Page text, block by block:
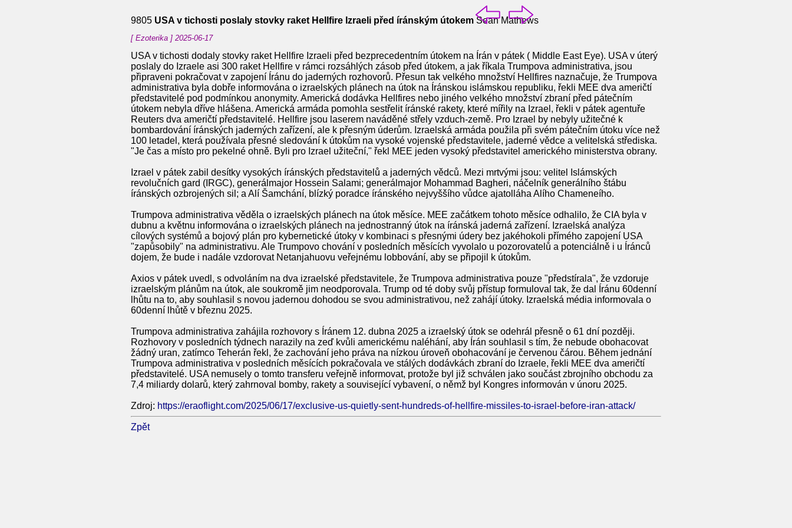
9805 USA v tichosti poslaly stovky raket Hellfire Izraeli před íránským útokem Sean Mathews
[ Ezoterika ] 2025-06-17
USA v tichosti dodaly stovky raket Hellfire Izraeli před bezprecedentním útokem na Írán v pátek ( Middle East Eye). USA v úterý
poslaly do Izraele asi 300 raket Hellfire v rámci rozsáhlých zásob před útokem, a jak říkala Trumpova administrativa, jsou
připraveni pokračovat v zapojení Íránu do jaderných rozhovorů. Přesun tak velkého množství Hellfires naznačuje, že Trumpova
administrativa byla dobře informována o izraelských plánech na útok na Íránskou islámskou republiku, řekli MEE dva američtí
představitelé pod podmínkou anonymity. Americká dodávka Hellfires nebo jiného velkého množství zbraní před pátečním
útokem nebyla dříve hlášena. Americká armáda pomohla sestřelit íránské rakety, které mířily na Izrael, řekli v pátek agentuře
Reuters dva američtí představitelé. Hellfire jsou laserem naváděné střely vzduch-země. Pro Izrael by nebyly užitečné k
bombardování íránských jaderných zařízení, ale k přesným úderům. Izraelská armáda použila při svém pátečním útoku více než
100 letadel, která používala přesné sledování k útokům na vysoké vojenské představitele, jaderné vědce a velitelská střediska.
"Je čas a místo pro pekelné ohně. Byli pro Izrael užiteční," řekl MEE jeden vysoký představitel amerického ministerstva obrany.
Izrael v pátek zabil desítky vysokých íránských představitelů a jaderných vědců. Mezi mrtvými jsou: velitel Islámských
revolučních gard (IRGC), generálmajor Hossein Salami; generálmajor Mohammad Bagheri, náčelník generálního štábu
íránských ozbrojených sil; a Alí Šamchání, blízký poradce íránského nejvyššího vůdce ajatolláha Alího Chameneího.
Trumpova administrativa věděla o izraelských plánech na útok měsíce. MEE začátkem tohoto měsíce odhalilo, že CIA byla v
dubnu a květnu informována o izraelských plánech na jednostranný útok na íránská jaderná zařízení. Izraelská analýza
cílových systémů a bojový plán pro kybernetické útoky v kombinaci s přesnými údery bez jakéhokoli přímého zapojení USA
"zapůsobily" na administrativu. Ale Trumpovo chování v posledních měsících vyvolalo u pozorovatelů a potenciálně i u Íránců
dojem, že bude i nadále vzdorovat Netanjahuovu veřejnému lobbování, aby se připojil k útokům.
Axios v pátek uvedl, s odvoláním na dva izraelské představitele, že Trumpova administrativa pouze "předstírala", že vzdoruje
izraelským plánům na útok, ale soukromě jim neodporovala. Trump od té doby svůj přístup formuloval tak, že dal Íránu 60denní
lhůtu na to, aby souhlasil s novou jadernou dohodou se svou administrativou, než zahájí útoky. Izraelská média informovala o
60denní lhůtě v březnu 2025.
Trumpova administrativa zahájila rozhovory s Íránem 12. dubna 2025 a izraelský útok se odehrál přesně o 61 dní později.
Rozhovory v posledních týdnech narazily na zeď kvůli americkému naléhání, aby Írán souhlasil s tím, že nebude obohacovat
žádný uran, zatímco Teherán řekl, že zachování jeho práva na nízkou úroveň obohacování je červenou čárou. Během jednání
Trumpova administrativa v posledních měsících pokračovala ve stálých dodávkách zbraní do Izraele, řekli MEE dva američtí
představitelé. USA nemusely o tomto transferu veřejně informovat, protože byl již schválen jako součást zbrojního obchodu za
7,4 miliardy dolarů, který zahrnoval bomby, rakety a související vybavení, o němž byl Kongres informován v únoru 2025.
Zdroj: https://eraoflight.com/2025/06/17/exclusive-us-quietly-sent-hundreds-of-hellfire-missiles-to-israel-before-iran-attack/
Zpět